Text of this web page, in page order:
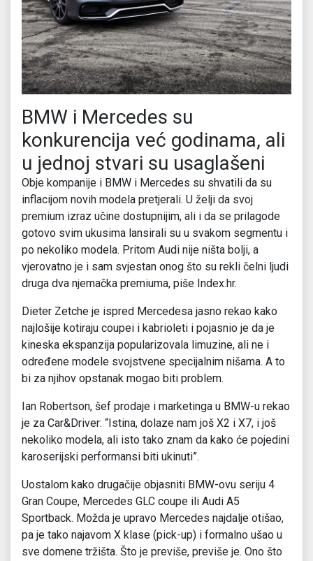
BMW i Mercedes su
konkurencija već godinama, ali
u jednoj stvari su usaglašeni
Obje kompanije i BMW i Mercedes su shvatili da su
inflacijom novih modela pretjerali. U želji da svoj
premium izraz učine dostupnijim, ali i da se prilagode
gotovo svim ukusima lansirali su u svakom segmentu i
po nekoliko modela. Pritom Audi nije ništa bolji, a
vjerovatno je i sam svjestan onog što su rekli čelni ljudi
druga dva njemačka premiuma, piše Index.hr.
Dieter Zetche je ispred Mercedesa jasno rekao kako
najlošije kotiraju coupei i kabrioleti i pojasnio je da je
kineska ekspanzija popularizovala limuzine, ali ne i
određene modele svojstvene specijalnim nišama. A to
bi za njihov opstanak mogao biti problem.
Ian Robertson, šef prodaje i marketinga u BMW-u rekao
je za Car&Driver: “Istina, dolaze nam još X2 i X7, i još
nekoliko modela, ali isto tako znam da kako će pojedini
karoserijski performansi biti ukinuti”.
Uostalom kako drugačije objasniti BMW-ovu seriju 4
Gran Coupe, Mercedes GLC coupe ili Audi A5
Sportback. Možda je upravo Mercedes najdalje otišao,
pa je tako najavom X klase (pick-up) i formalno ušao u
sve domene tržišta. Što je previše, previše je. Ono što